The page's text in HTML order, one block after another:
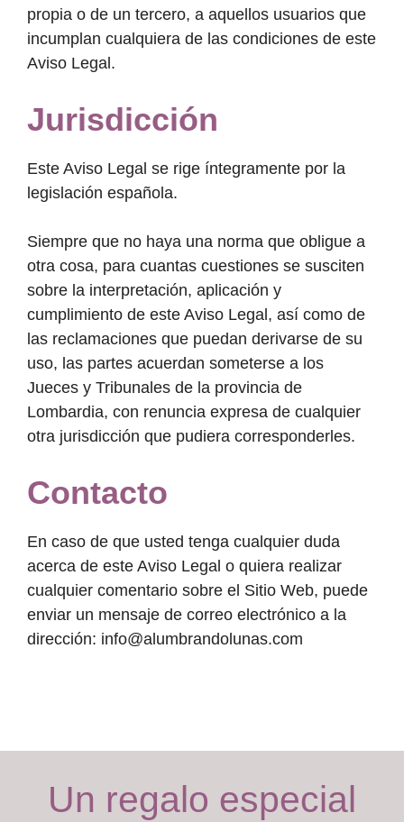
propia o de un tercero, a aquellos usuarios que
incumplan cualquiera de las condiciones de este
Aviso Legal.
Jurisdicción
Este Aviso Legal se rige íntegramente por la
legislación española.
Siempre que no haya una norma que obligue a
otra cosa, para cuantas cuestiones se susciten
sobre la interpretación, aplicación y
cumplimiento de este Aviso Legal, así como de
las reclamaciones que puedan derivarse de su
uso, las partes acuerdan someterse a los
Jueces y Tribunales de la provincia de
Lombardia, con renuncia expresa de cualquier
otra jurisdicción que pudiera corresponderles.
Contacto
En caso de que usted tenga cualquier duda
acerca de este Aviso Legal o quiera realizar
cualquier comentario sobre el Sitio Web, puede
enviar un mensaje de correo electrónico a la
dirección: info@alumbrandolunas.com
Un regalo especial